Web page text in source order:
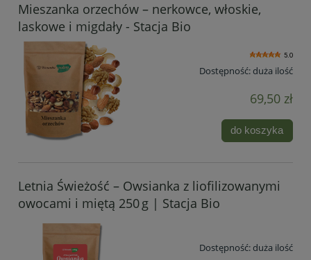
Mieszanka orzechów – nerkowce, włoskie,
laskowe i migdały - Stacja Bio
5.0
Dostępność:duża ilość
69,50 zł
do koszyka
Letnia Świeżość – Owsianka z liofilizowanymi
owocami i miętą 250 g | Stacja Bio
Dostępność:duża ilość